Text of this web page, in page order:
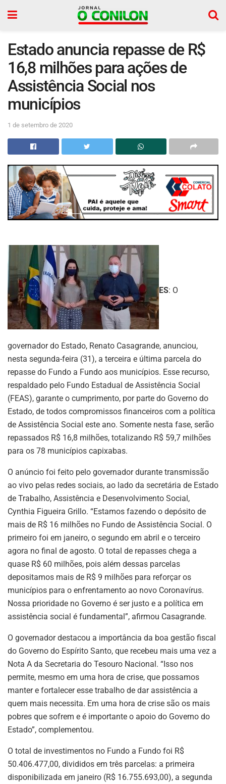
Estado anuncia repasse de R$
16,8 milhões para ações de
Assistência Social nos
municípios
1 de setembro de 2020
ES: O
governador do Estado, Renato Casagrande, anunciou,
nesta segunda-feira (31), a terceira e última parcela do
repasse do Fundo a Fundo aos municípios. Esse recurso,
respaldado pelo Fundo Estadual de Assistência Social
(FEAS), garante o cumprimento, por parte do Governo do
Estado, de todos compromissos financeiros com a política
de Assistência Social este ano. Somente nesta fase, serão
repassados R$ 16,8 milhões, totalizando R$ 59,7 milhões
para os 78 municípios capixabas.
O anúncio foi feito pelo governador durante transmissão
ao vivo pelas redes sociais, ao lado da secretária de Estado
de Trabalho, Assistência e Desenvolvimento Social,
Cynthia Figueira Grillo. “Estamos fazendo o depósito de
mais de R$ 16 milhões no Fundo de Assistência Social. O
primeiro foi em janeiro, o segundo em abril e o terceiro
agora no final de agosto. O total de repasses chega a
quase R$ 60 milhões, pois além dessas parcelas
depositamos mais de R$ 9 milhões para reforçar os
municípios para o enfrentamento ao novo Coronavírus.
Nossa prioridade no Governo é ser justo e a política em
assistência social é fundamental”, afirmou Casagrande.
O governador destacou a importância da boa gestão fiscal
do Governo do Espírito Santo, que recebeu mais uma vez a
Nota A da Secretaria do Tesouro Nacional. “Isso nos
permite, mesmo em uma hora de crise, que possamos
manter e fortalecer esse trabalho de dar assistência a
quem mais necessita. Em uma hora de crise são os mais
pobres que sofrem e é importante o apoio do Governo do
Estado”, complementou.
O total de investimentos no Fundo a Fundo foi R$
50.406.477,00, divididos em três parcelas: a primeira
disponibilizada em janeiro (R$ 16.755.693,00), a segunda